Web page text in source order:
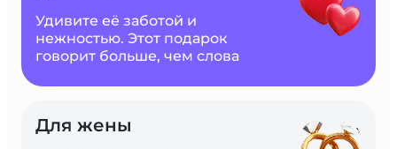
Удивите её заботой и
нежностью. Этот подарок
говорит больше, чем слова
Для жены